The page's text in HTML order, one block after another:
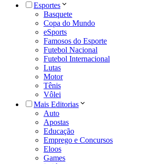
Esportes
Basquete
Copa do Mundo
eSports
Famosos do Esporte
Futebol Nacional
Futebol Internacional
Lutas
Motor
Tênis
Vôlei
Mais Editorias
Auto
Apostas
Educação
Emprego e Concursos
Eloos
Games